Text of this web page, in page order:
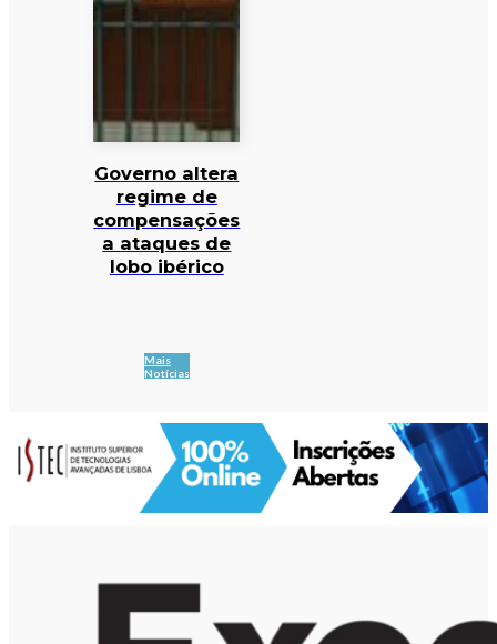
Governo altera
regime de
compensações
a ataques de
lobo ibérico
Mais
Notícias